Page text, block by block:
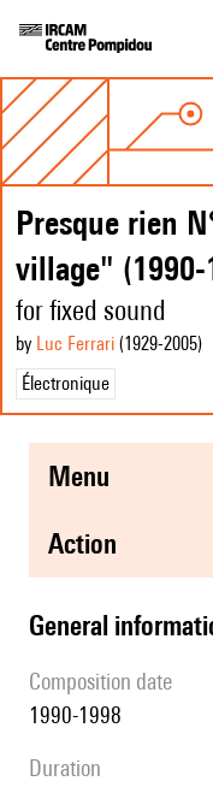
Presque rien
village" (1990-
for fixed sound
by Luc Ferrari (1929-2005)
Électronique
menu
action
general
composition date
1990-1998
duration